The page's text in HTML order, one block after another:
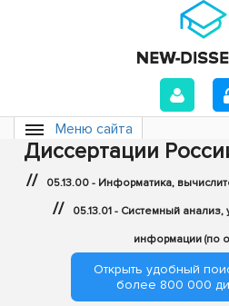
Меню сайта
Диссертации
// 05.13.00 - Информатика,
// 05.13.01 - Системный
информации (по
Открыть удобный
более 800 000